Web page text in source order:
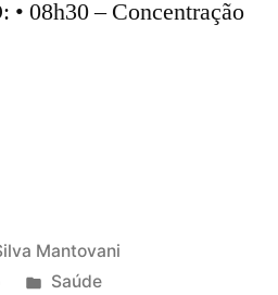
08h30 – Concentração
Mantovani
Saúde